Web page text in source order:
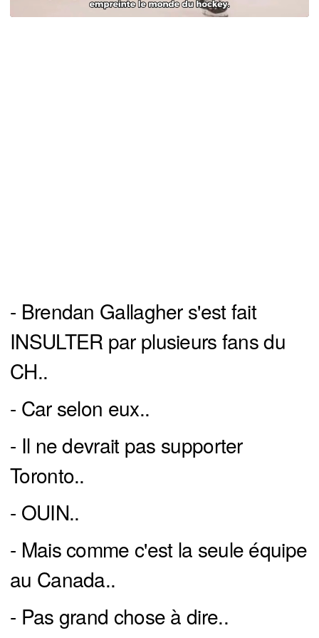
- Brendan Gallagher s'est fait
INSULTER par plusieurs fans du
CH..
- Car selon eux..
- Il ne devrait pas supporter
Toronto..
- OUIN..
- Mais comme c'est la seule équipe
au Canada..
- Pas grand chose à dire..